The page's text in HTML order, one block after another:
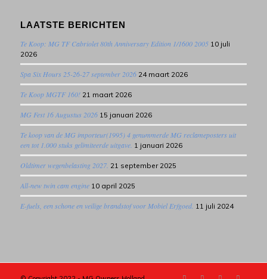
LAATSTE BERICHTEN
Te Koop: MG TF Cabriolet 80th Anniversary Edition 1/1600 2005 10 juli
2026
Spa Six Hours 25-26-27 september 2026 24 maart 2026
Te Koop MGTF 160! 21 maart 2026
MG Fest 16 Augustus 2026 15 januari 2026
Te koop van de MG importeur(1995) 4 genummerde MG reclameposters uit
een tot 1.000 stuks gelimiteerde uitgave. 1 januari 2026
Oldtimer wegenbelasting 2027. 21 september 2025
All-new twin cam engine 10 april 2025
E-fuels, een schone en veilige brandstof voor Mobiel Erfgoed. 11 juli 2024